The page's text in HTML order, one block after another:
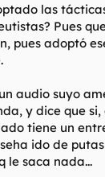
las
Pues
pues adoptó
audio suyo
y dice que si,
tiene un
ido de
le saca nada...